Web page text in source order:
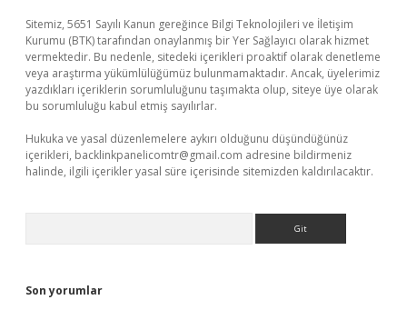
Sitemiz, 5651 Sayılı Kanun gereğince Bilgi Teknolojileri ve İletişim
Kurumu (BTK) tarafından onaylanmış bir Yer Sağlayıcı olarak hizmet
vermektedir. Bu nedenle, sitedeki içerikleri proaktif olarak denetleme
veya araştırma yükümlülüğümüz bulunmamaktadır. Ancak, üyelerimiz
yazdıkları içeriklerin sorumluluğunu taşımakta olup, siteye üye olarak
bu sorumluluğu kabul etmiş sayılırlar.
Hukuka ve yasal düzenlemelere aykırı olduğunu düşündüğünüz
içerikleri, backlinkpanelicomtr@gmail.com adresine bildirmeniz
halinde, ilgili içerikler yasal süre içerisinde sitemizden kaldırılacaktır.
Son yorumlar